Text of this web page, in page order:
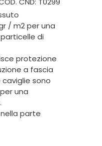
/ m2 per una
di
protezione
a fascia
caviglie sono
una
parte